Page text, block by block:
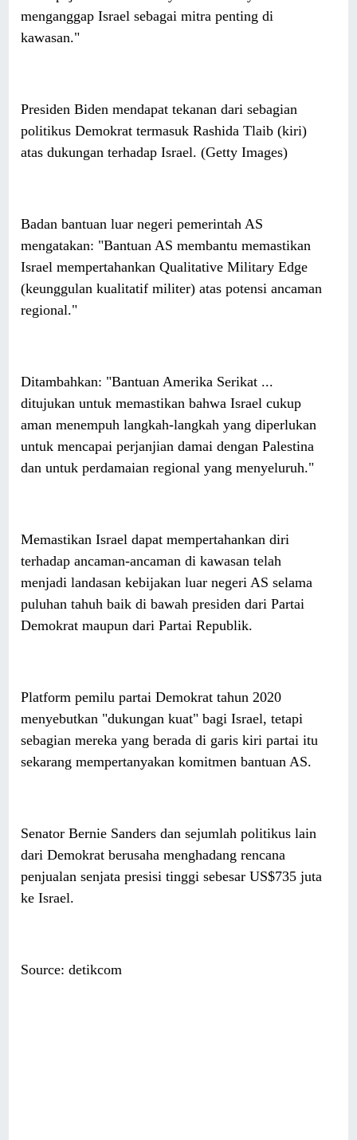
menganggap Israel sebagai mitra penting di
kawasan."
Presiden Biden mendapat tekanan dari sebagian
politikus Demokrat termasuk Rashida Tlaib (kiri)
atas dukungan terhadap Israel. (Getty Images)
Badan bantuan luar negeri pemerintah AS
mengatakan: "Bantuan AS membantu memastikan
Israel mempertahankan Qualitative Military Edge
(keunggulan kualitatif militer) atas potensi ancaman
regional."
Ditambahkan: "Bantuan Amerika Serikat ...
ditujukan untuk memastikan bahwa Israel cukup
aman menempuh langkah-langkah yang diperlukan
untuk mencapai perjanjian damai dengan Palestina
dan untuk perdamaian regional yang menyeluruh."
Memastikan Israel dapat mempertahankan diri
terhadap ancaman-ancaman di kawasan telah
menjadi landasan kebijakan luar negeri AS selama
puluhan tahuh baik di bawah presiden dari Partai
Demokrat maupun dari Partai Republik.
Platform pemilu partai Demokrat tahun 2020
menyebutkan "dukungan kuat" bagi Israel, tetapi
sebagian mereka yang berada di garis kiri partai itu
sekarang mempertanyakan komitmen bantuan AS.
Senator Bernie Sanders dan sejumlah politikus lain
dari Demokrat berusaha menghadang rencana
penjualan senjata presisi tinggi sebesar US$735 juta
ke Israel.
Source: detikcom